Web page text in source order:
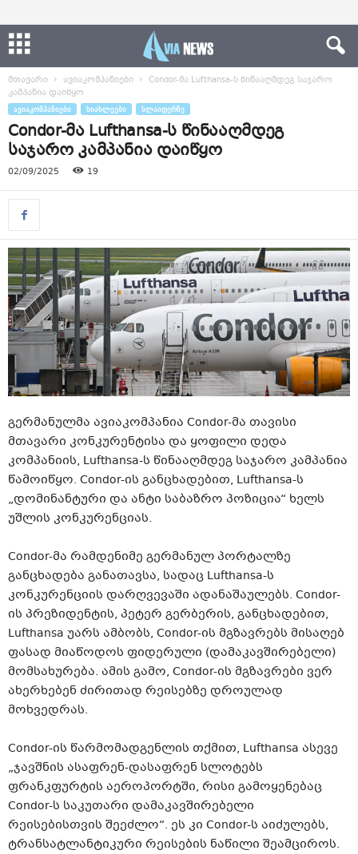
მთავარი ავიაკომპანიები
Condor-მა Lufthansa-ს წინააღმდეგ საჯარო
კამპანია დაიწყო
ᲐᲕᲘᲐᲙᲝᲛᲞᲐᲜᲘᲔᲑᲘ ᲡᲘᲐᲮᲚᲔᲔᲑᲘ ᲡᲚᲐᲘᲓᲔᲠᲖᲔ
Condor-მა Lufthansa-ს წინააღმდეგ
საჯარო კამპანია დაიწყო
02/09/2025 19
გერმანულმა ავიაკომპანია Condor-მა თავისი
მთავარი კონკურენტისა და ყოფილი დედა
კომპანიის, Lufthansa-ს წინააღმდეგ საჯარო კამპანია
წამოიწყო. Condor-ის განცხადებით, Lufthansa-ს
„დომინანტური და ანტი საბაზრო პოზიცია“ ხელს
უშლის კონკურენციას.
Condor-მა რამდენიმე გერმანულ პორტალზე
განცხადება განათავსა, სადაც Lufthansa-ს
კონკურენციის დარღვევაში ადანაშაულებს. Condor-
ის პრეზიდენტის, პეტერ გერბერის, განცხადებით,
Lufthansa უარს ამბობს, Condor-ის მგზავრებს მისაღებ
ფასად მიაწოდოს ფიდერული (დამაკავშირებელი)
მომსახურება. ამის გამო, Condor-ის მგზავრები ვერ
ახერხებენ ძირითად რეისებზე დროულად
მოხვედრას.
Condor-ის წარმომადგენლის თქმით, Lufthansa ასევე
„ჯავშნის ასაფრენ-დასაფრენ სლოტებს
ფრანკფურტის აეროპორტში, რისი გამოყენებაც
Condor-ს საკუთარი დამაკავშირებელი
რეისებისთვის შეეძლო“. ეს კი Condor-ს აიძულებს,
ტრანსატლანტიკური რეისების ნაწილი შეამციროს.